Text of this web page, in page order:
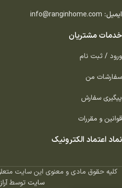
ایمیل: info@ranginhome.com
خدمات مشتریان
ورود / ثبت نام
سفارشات من
پیگیری سفارش
قوانین و مقررات
نماد اعتماد الکترونیک
کلیه حقوق مادی و معنوی این سایت
سایت توسط